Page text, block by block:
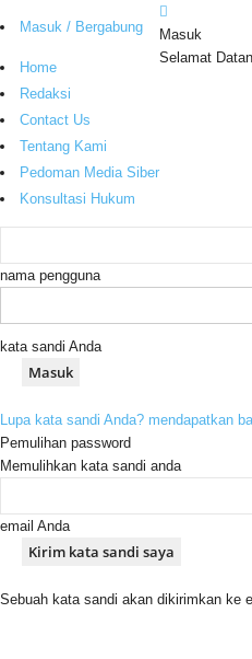
Masuk / Bergabung
Home
Redaksi
Contact Us
Tentang Kami
Pedoman Media Siber
Konsultasi Hukum
Masuk
Selamat
nama pengguna
kata sandi Anda
Lupa kata sandi Anda? mendapatkan
Pemulihan password
Memulihkan kata sandi anda
email Anda
Sebuah kata sandi akan dikirimkan ke